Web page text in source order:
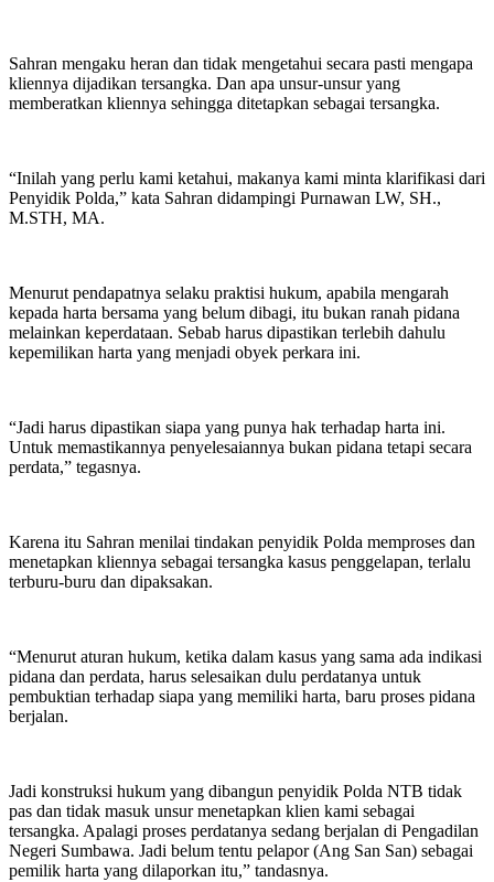
Sahran mengaku heran dan tidak mengetahui secara pasti mengapa
kliennya dijadikan tersangka. Dan apa unsur-unsur yang
memberatkan kliennya sehingga ditetapkan sebagai tersangka.
“Inilah yang perlu kami ketahui, makanya kami minta klarifikasi dari
Penyidik Polda,” kata Sahran didampingi Purnawan LW, SH.,
M.STH, MA.
Menurut pendapatnya selaku praktisi hukum, apabila mengarah
kepada harta bersama yang belum dibagi, itu bukan ranah pidana
melainkan keperdataan. Sebab harus dipastikan terlebih dahulu
kepemilikan harta yang menjadi obyek perkara ini.
“Jadi harus dipastikan siapa yang punya hak terhadap harta ini.
Untuk memastikannya penyelesaiannya bukan pidana tetapi secara
perdata,” tegasnya.
Karena itu Sahran menilai tindakan penyidik Polda memproses dan
menetapkan kliennya sebagai tersangka kasus penggelapan, terlalu
terburu-buru dan dipaksakan.
“Menurut aturan hukum, ketika dalam kasus yang sama ada indikasi
pidana dan perdata, harus selesaikan dulu perdatanya untuk
pembuktian terhadap siapa yang memiliki harta, baru proses pidana
berjalan.
Jadi konstruksi hukum yang dibangun penyidik Polda NTB tidak
pas dan tidak masuk unsur menetapkan klien kami sebagai
tersangka. Apalagi proses perdatanya sedang berjalan di Pengadilan
Negeri Sumbawa. Jadi belum tentu pelapor (Ang San San) sebagai
pemilik harta yang dilaporkan itu,” tandasnya.